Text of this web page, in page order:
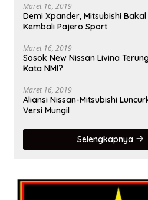
Maret 16, 2019
Demi Xpander, Mitsubishi
Kembali Pajero Sport
Maret 16, 2019
Sosok New Nissan Livina
Kata NMI?
Maret 16, 2019
Aliansi Nissan-Mitsubishi
Versi Mungil
Selengkapnya